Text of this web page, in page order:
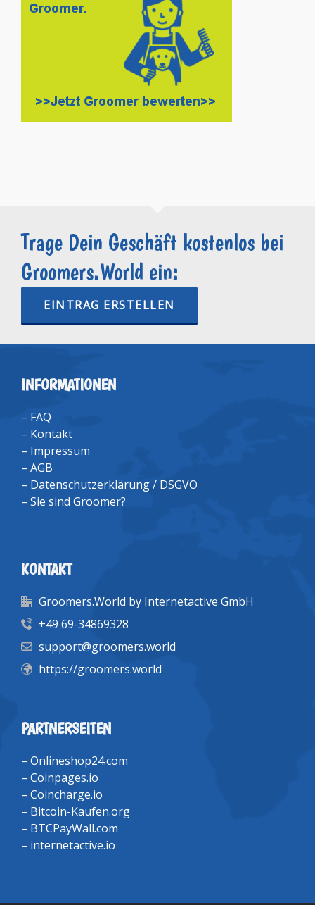
Trage Dein Geschäft kostenlos bei
Groomers.World ein:
EINTRAG ERSTELLEN
INFORMATIONEN
– FAQ
– Kontakt
– Impressum
– AGB
– Datenschutzerklärung / DSGVO
– Sie sind Groomer?
KONTAKT
Groomers.World by Internetactive GmbH
+49 69-34869328
support@groomers.world
https://groomers.world
PARTNERSEITEN
– Onlineshop24.com
– Coinpages.io
– Coincharge.io
– Bitcoin-Kaufen.org
– BTCPayWall.com
– internetactive.io